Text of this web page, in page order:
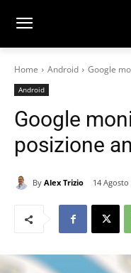
Home Android Google
Android
Google
posizione
By Alex Trizio 14 Agosto